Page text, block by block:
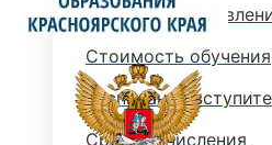
Перечень
Стоимость обучения
Расписание
Сроки зачисления